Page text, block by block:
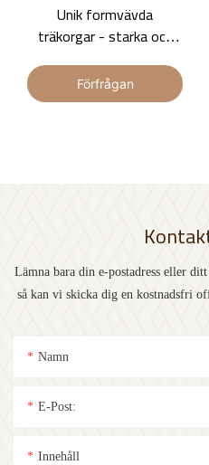
Unik formvävda
träkorgar - starka och
tåliga höga blomkrukor
Förfrågan
Lämna bara din e-postadress eller
så kan vi skicka dig en kostnadsfri
Namn
E-Post:
Innehåll